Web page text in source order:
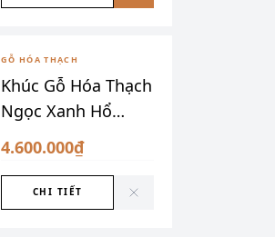
ĐÃ SƯU TẦM
GỖ HÓA THẠCH
Khúc Gỗ Hóa Thạch
Ngọc Xanh Hổ
Phách
4.600.000₫
CHI TIẾT